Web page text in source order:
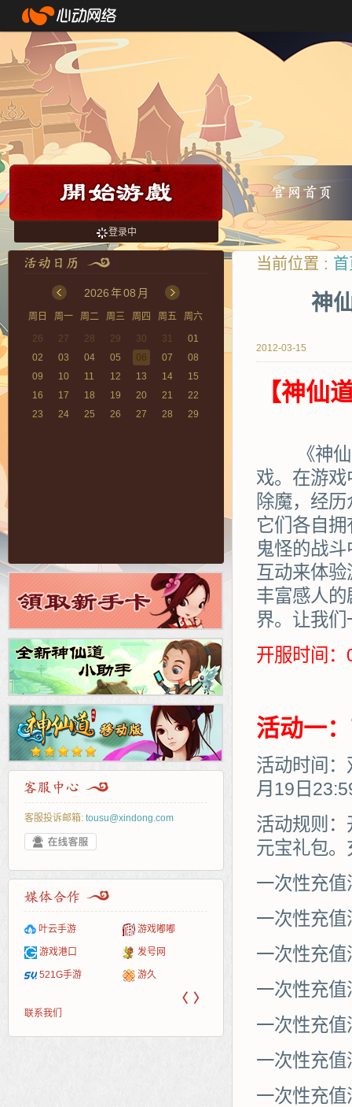
登录中
2026年08 月
周日 周一 周二 周三 周四 周五
周六
26
27 28 29 30 31
01
02
03 04 05 06 07
08
09
10 11 12 13 14
15
16
17 18 19 20 21
22
23
24 25 26 27 28
29
客服投诉邮箱: tousu@xindong.com
叶云手游 游戏嘟嘟
游戏港口 发号网
521G手游 游久
爱村服
〈 〉
联系我们
当前位置 :
神
2012-03-15
【神仙
《神仙道
戏。在游
除魔，经
它们各自
鬼怪的战
互动来体
丰富感人
界。让我们
开服时间
活动一
活动时间
月19日
活动规则
元宝礼包
一次性充
一次性充
一次性充
一次性充
一次性充
一次性充
一次性充